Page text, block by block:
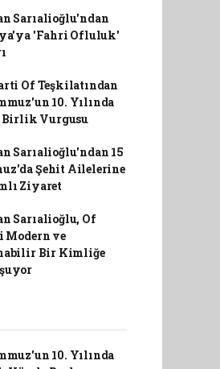
Sarıalioğlu'ndan
'Fahri Ofluluk'
Of Teşkilatından
10. Yılında
Vurgusu
Sarıalioğlu'ndan 15
Şehit Ailelerine
Ziyaret
Sarıalioğlu, Of
Modern ve
Bir Kimliğe
10. Yılında